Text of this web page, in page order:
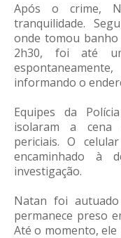
Após o crime,
tranquilidade.
onde tomou
2h30, foi até
informando o
Equipes da
isolaram a cena
periciais. O
encaminhado à
investigação.
Natan foi
permanece preso
Até o momento,